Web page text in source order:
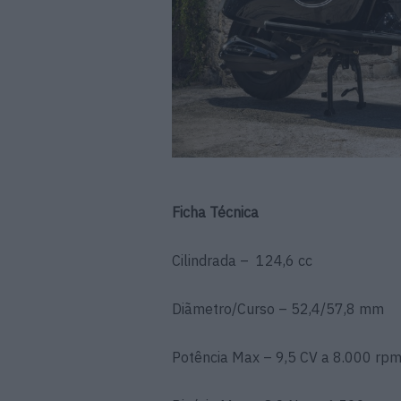
Ficha Técnica
Cilindrada – 124,6 cc
Diãmetro/Curso – 52,4/57,8 mm
Potência Max – 9,5 CV a 8.000 rpm